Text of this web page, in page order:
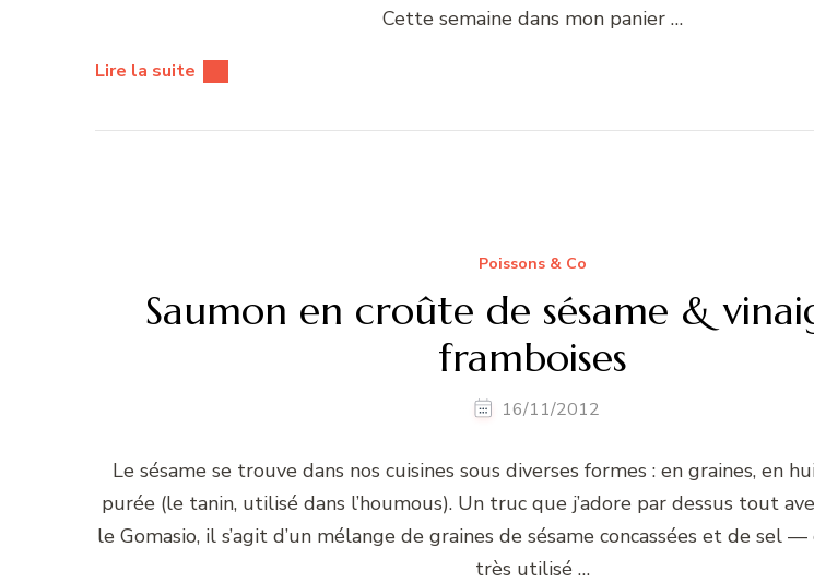
Cette semaine dans mon panier …
Lire la suite
Poissons & Co
Saumon en croûte de sésame &
framboises
16/11/2012
Le sésame se trouve dans nos cuisines sous diverses formes : en graines, en
purée (le tanin, utilisé dans l’houmous). Un truc que j’adore par dessus tout
le Gomasio, il s’agit d’un mélange de graines de sésame concassées et de sel
très utilisé …